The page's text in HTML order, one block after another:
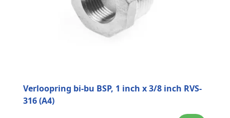
Verloopring bi-bu BSP, 1 inch x 3/8 inch RVS-
316 (A4)